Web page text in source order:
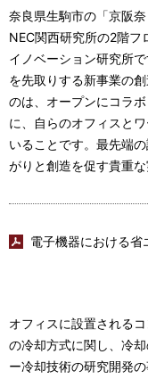
奈良県生駒市の「京阪
NEC関西研究所の2階
イノベーション研究所
を先取りする新事業の
のは、オープンにコラ
に、自らのオフィスと
いることです。最先端
がりと創造を促す貴重
電子機器における省
オフィスに設置される
の冷却方式に関し、冷
ー冷却技術の研究開発